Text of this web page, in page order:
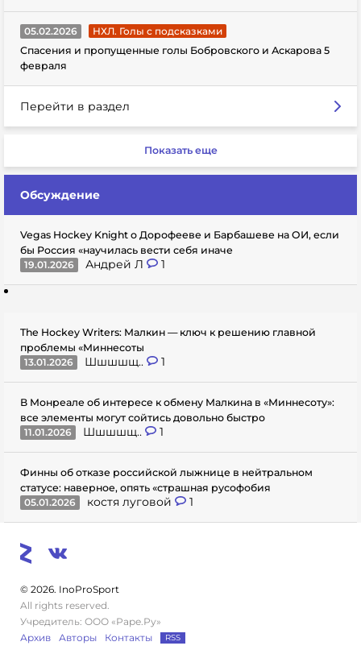
05.02.2026
НХЛ. Голы с подсказками
Спасения и пропущенные голы Бобровского и Аскарова 5
февраля
Перейти в раздел
Показать еще
Обсуждение
Vegas Hockey Knight о Дорофееве и Барбашеве на ОИ, если
бы Россия «научилась вести себя иначе
19.01.2026
Андрей Л 1
The Hockey Writers: Малкин — ключ к решению главной
проблемы «Миннесоты
13.01.2026
Шшшшщ.. 1
В Монреале об интересе к обмену Малкина в «Миннесоту»:
все элементы могут сойтись довольно быстро
11.01.2026
Шшшшщ.. 1
Финны об отказе российской лыжнице в нейтральном
статусе: наверное, опять «страшная русофобия
05.01.2026
костя луговой 1
© 2026. InoProSport
All rights reserved.
Учредитель: ООО «Раре.Ру»
Архив
Авторы Контакты RSS